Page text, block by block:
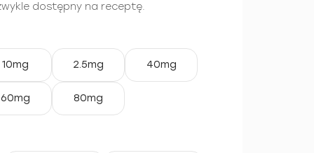
dostępny na receptę.
10mg 2.5mg 40mg
60mg 80mg